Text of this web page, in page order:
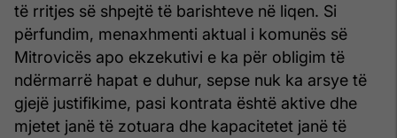
të rritjes së shpejtë të barishteve në liqen. Si
përfundim, menaxhmenti aktual i komunës së
Mitrovicës apo ekzekutivi e ka për obligim të
ndërmarrë hapat e duhur, sepse nuk ka arsye të
gjejë justifikime, pasi kontrata është aktive dhe
mjetet janë të zotuara dhe kapacitetet janë të